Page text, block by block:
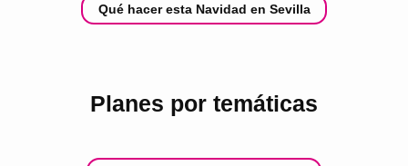
Qué hacer esta Navidad en Sevilla
Planes por temáticas